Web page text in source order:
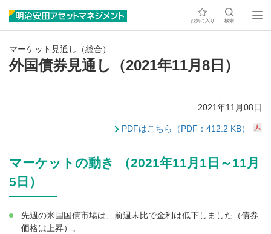
お気に入り 検索
マーケット見通し（総合）
外国債券見通し（2021年11月8日）
2021年11月08日
PDFはこちら（PDF：412.2 KB）
マーケットの動き （2021年11月1日～11月
5日）
先週の米国国債市場は、前週末比で金利は低下しました（債券
価格は上昇）。